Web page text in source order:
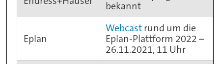
bekannt
Eplan
Webcastrund um die
Eplan-Plattform 2022 –
26.11.2021, 11 Uhr